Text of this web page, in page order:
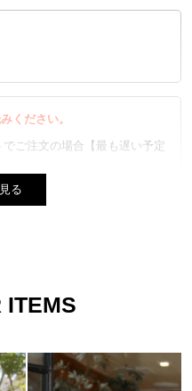
ください。
ご注文の場合【最も遅い予定
グ、素材など異なる場合がご
る
ITEMS